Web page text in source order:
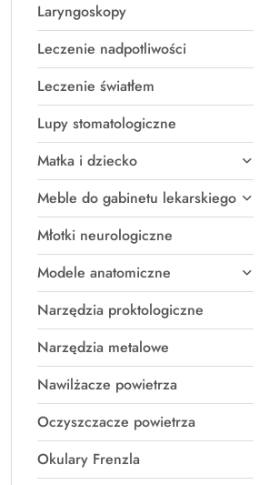
Laryngoskopy
Leczenie nadpotliwości
Leczenie światłem
Lupy stomatologiczne
Matka i dziecko
Meble do gabinetu lekarskiego
Młotki neurologiczne
Modele anatomiczne
Narzędzia proktologiczne
Narzędzia metalowe
Nawilżacze powietrza
Oczyszczacze powietrza
Okulary Frenzla